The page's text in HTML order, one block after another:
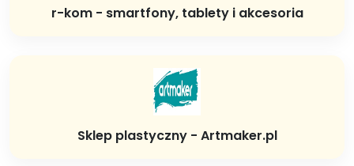
r-kom - smartfony, tablety i akcesoria
Sklep plastyczny - Artmaker.pl